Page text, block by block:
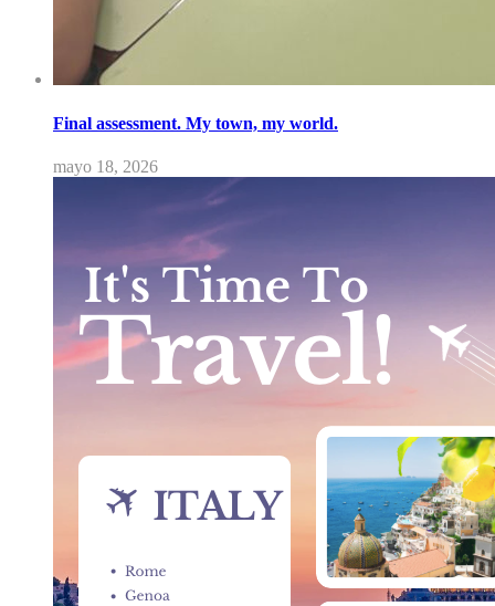
Final assessment. My town, my world.
mayo 18, 2026